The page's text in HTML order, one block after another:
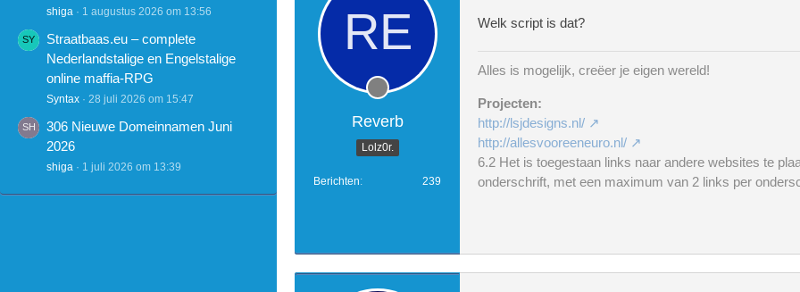
shiga 1 augustus 2026 om 13:56
Straatbaas.eu – complete
Nederlandstalige en Engelstalige
online maffia-RPG
Syntax 28 juli 2026 om 15:47
306 Nieuwe Domeinnamen Juni
2026
shiga 1 juli 2026 om 13:39
Reverb
Lolz0r.
Berichten 239
Welk script is dat?
Alles is mogelijk, creëer je eigen wereld!
Projecten:
http://lsjdesigns.nl/
http://allesvooreeneuro.nl/
6.2 Het is toegestaan links naar andere websites te
onderschrift, met een maximum van 2 links per